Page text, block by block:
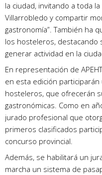
la ciudad, invitando a toda
Villarrobledo y compartir
gastronomía”. También ha
los hosteleros, destacando
generar actividad en la
En representación de
en esta edición
hosteleros, que ofrecerán
gastronómicas. Como en
jurado profesional que
primeros clasificados
concurso provincial.
Además, se habilitará un
marcha un sistema de